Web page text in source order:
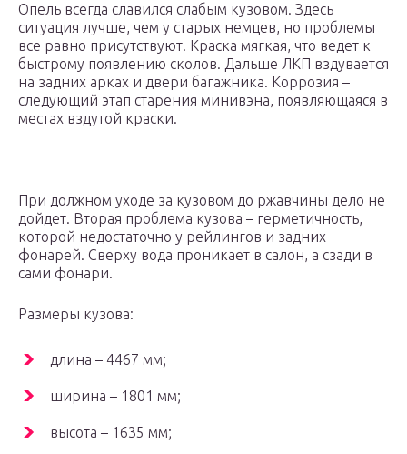
Опель всегда славился слабым кузовом. Здесь
ситуация лучше, чем у старых немцев, но проблемы
все равно присутствуют. Краска мягкая, что ведет к
быстрому появлению сколов. Дальше ЛКП вздувается
на задних арках и двери багажника. Коррозия –
следующий этап старения минивэна, появляющаяся в
местах вздутой краски.
При должном уходе за кузовом до ржавчины дело не
дойдет. Вторая проблема кузова – герметичность,
которой недостаточно у рейлингов и задних
фонарей. Сверху вода проникает в салон, а сзади в
сами фонари.
Размеры кузова:
длина – 4467 мм;
ширина – 1801 мм;
высота – 1635 мм;